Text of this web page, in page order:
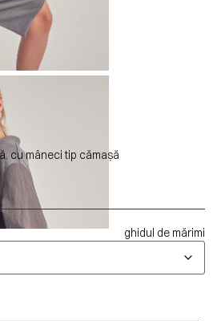
cu mâneci tip cămașă
ghidul de mărimi